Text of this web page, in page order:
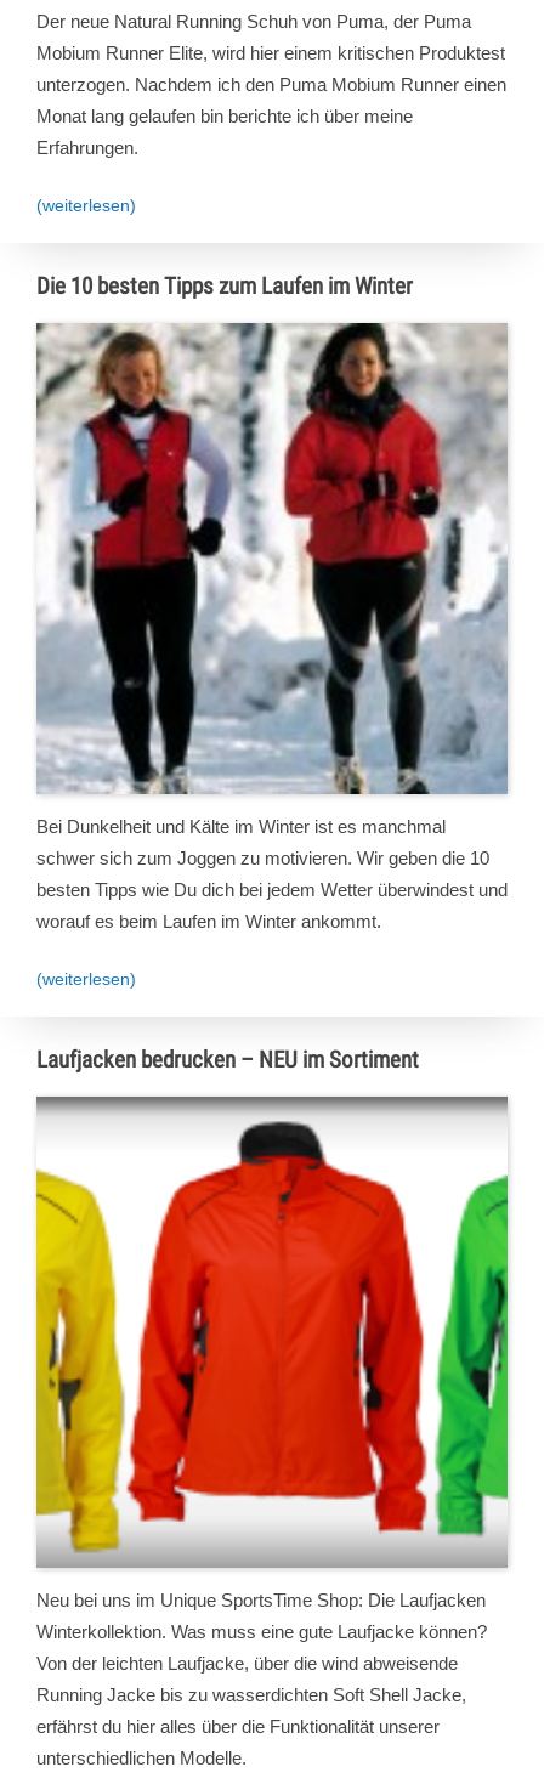
Der neue Natural Running Schuh von Puma, der Puma
Mobium Runner Elite, wird hier einem kritischen Produktest
unterzogen. Nachdem ich den Puma Mobium Runner einen
Monat lang gelaufen bin berichte ich über meine
Erfahrungen.
(weiterlesen)
Die 10 besten Tipps zum Laufen im Winter
Bei Dunkelheit und Kälte im Winter ist es manchmal
schwer sich zum Joggen zu motivieren. Wir geben die 10
besten Tipps wie Du dich bei jedem Wetter überwindest und
worauf es beim Laufen im Winter ankommt.
(weiterlesen)
Laufjacken bedrucken – NEU im Sortiment
Neu bei uns im Unique SportsTime Shop: Die Laufjacken
Winterkollektion. Was muss eine gute Laufjacke können?
Von der leichten Laufjacke, über die wind abweisende
Running Jacke bis zu wasserdichten Soft Shell Jacke,
erfährst du hier alles über die Funktionalität unserer
unterschiedlichen Modelle.